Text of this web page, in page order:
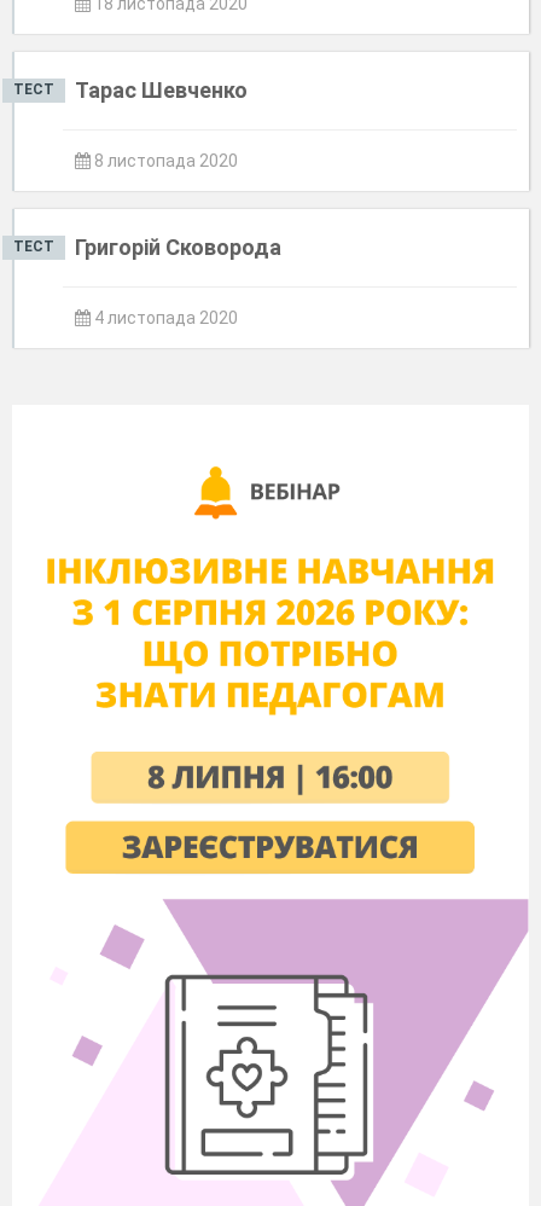
ТЕСТ Тарас Шевченко
8 листопада 2020
ТЕСТ Григорій Сковорода
4 листопада 2020